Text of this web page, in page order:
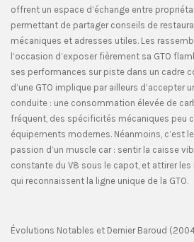
offrent un espace d’échange entre
permettant de partager conseils de
mécaniques et adresses utiles. Les
l’occasion d’exposer fièrement sa GTO
ses performances sur piste dans un cadre
d’une GTO implique par ailleurs d’accepter
conduite : une consommation élevée de
fréquent, des spécificités mécaniques peu
équipements modernes. Néanmoins, c’est
passion d’un muscle car : sentir la caisse
constante du V8 sous le capot, et attirer
qui reconnaissent la ligne unique de la GTO.
Évolutions Notables et Dernier Baroud